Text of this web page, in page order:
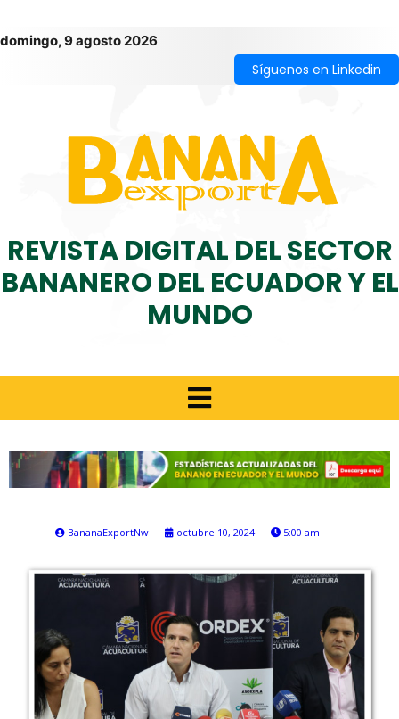
domingo, 9 agosto 2026
Síguenos en Linkedin
REVISTA DIGITAL DEL SECTOR
BANANERO DEL ECUADOR Y EL
MUNDO
BananaExportNw octubre 10, 2024 5:00 am